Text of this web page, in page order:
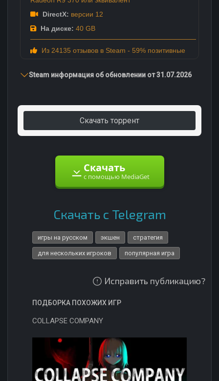
DirectX: версии 12
На диске: 40 GB
Из 24135 отзывов в Steam - 59% позитивные
Steam информация об обновлении от 31.07.2026
Скачать торрент
Скачать
с помощью MediaGet
Скачать с Telegram
игры на русском экшен стратегия
для нескольких игроков популярная игра
Исправить публикацию?
ПОДБОРКА ПОХОЖИХ ИГР
COLLAPSE COMPANY